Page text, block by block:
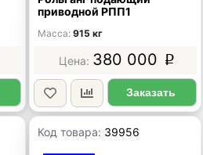
приводной РПП1
Масса 915 кг
380 000 p
Заказать
Код товара: 39956